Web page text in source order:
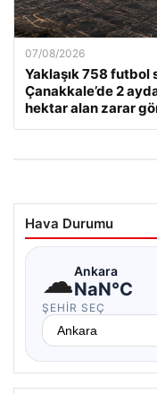
07/08/2026
Yaklaşık 758 futbol
Çanakkale’de 2
hektar alan zarar
Hava Durumu
☁Ankara
NaN°C
ŞEHIR SEÇ